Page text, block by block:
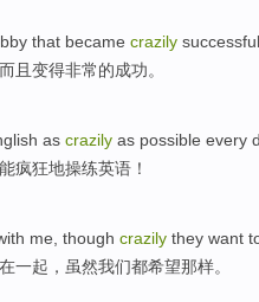
that became crazily successful
且 变得非常的成功。
as crazily as possible every
疯狂地操练英语 ！
me though crazily they want
一起 ， 虽然我们都希望那样。